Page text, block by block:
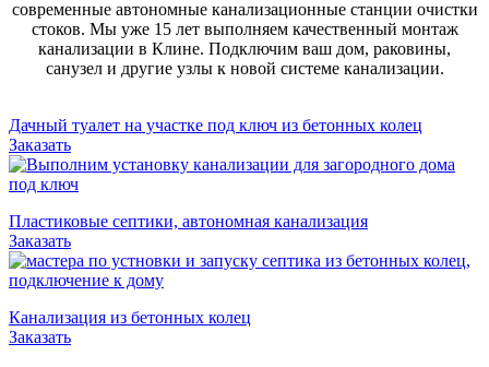
современные автономные канализационные станции очистки
стоков. Мы уже 15 лет выполняем качественный монтаж
канализации в Клине. Подключим ваш дом, раковины,
санузел и другие узлы к новой системе канализации.
Дачный туалет на участке под ключ из бетонных колец
Заказать
Пластиковые септики, автономная канализация
Заказать
Канализация из бетонных колец
Заказать